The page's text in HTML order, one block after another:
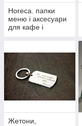
Horeca. папки
меню і аксесуари
для кафе і
Жетони,